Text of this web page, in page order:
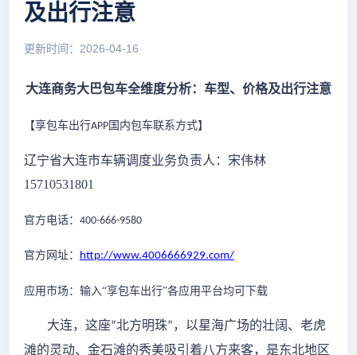
及出行注意
更新时间：2026-04-16
大连商务大巴包车全维度分析：车型、价格及出行注意
【享包车出行APP 国内包车联系方式】
辽宁省大连市车辆调度业务负责人：宋伟林
15710531801
官方电话： 400-666-9580
官方网址： http://www.4006666929.com/
应用市场：输入“享包车出行”各应用平台均可下载
大连，这座“北方明珠”，以星海广场的壮阔、老虎
滩的灵动、金石滩的秀美吸引着八方来客，是东北地区